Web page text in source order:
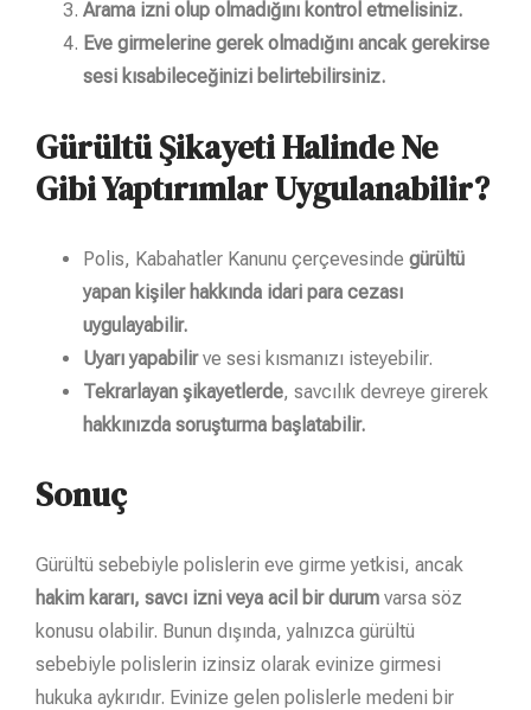
Arama izni olup olmadığını kontrol etmelisiniz.
Eve girmelerine gerek olmadığını ancak gerekirse
sesi kısabileceğinizi belirtebilirsiniz.
Gürültü Şikayeti Halinde Ne
Gibi Yaptırımlar Uygulanabilir?
Polis, Kabahatler Kanunu çerçevesinde gürültü
yapan kişiler hakkında idari para cezası
uygulayabilir.
Uyarı yapabilirve sesi kısmanızı isteyebilir.
Tekrarlayan şikayetlerde, savcılık devreye girerek
hakkınızda soruşturma başlatabilir.
Sonuç
Gürültü sebebiyle polislerin eve girme yetkisi, ancak
hakim kararı, savcı izni veya acil bir durum varsa söz
konusu olabilir. Bunun dışında, yalnızca gürültü
sebebiyle polislerin izinsiz olarak evinize girmesi
hukuka aykırıdır. Evinize gelen polislerle medeni bir